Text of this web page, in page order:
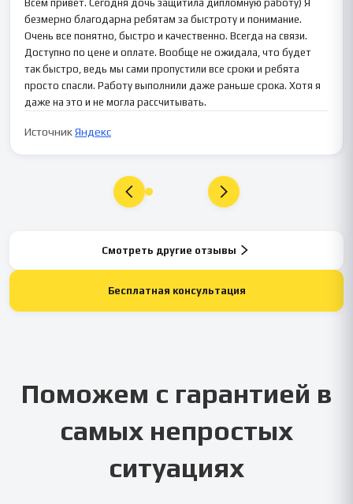
Всем привет. Сегодня дочь защитила дипломную работу) Я
безмерно благодарна ребятам за быстроту и понимание.
Очень все понятно, быстро и качественно. Всегда на связи.
Доступно по цене и оплате. Вообще не ожидала, что будет
так быстро, ведь мы сами пропустили все сроки и ребята
просто спасли. Работу выполнили даже раньше срока. Хотя я
даже на это и не могла рассчитывать.
ИсточникЯндекс
Смотреть другие отзывы
Бесплатная консультация
Поможем с гарантией в
самых непростых
ситуациях